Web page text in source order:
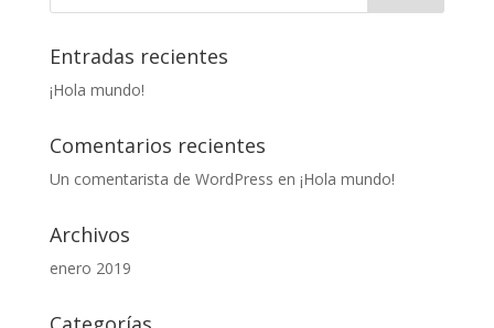
Entradas recientes
¡Hola mundo!
Comentarios recientes
Un comentarista de WordPress en ¡Hola mundo!
Archivos
enero 2019